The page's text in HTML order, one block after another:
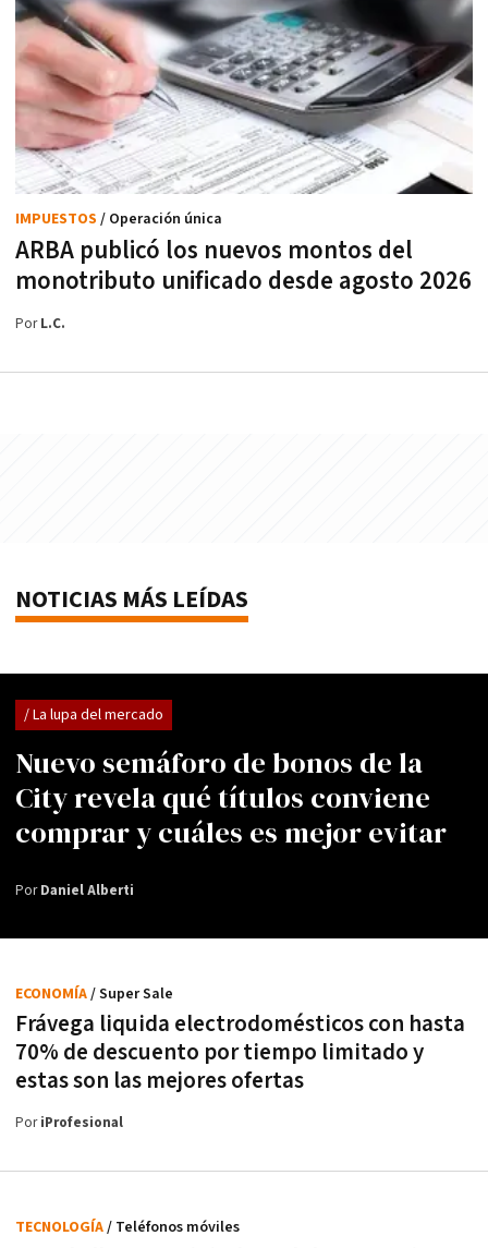
ARBA publicó los nuevos montos del
monotributo unificado desde agosto 2026
IMPUESTOS / Operación única
PorL.C.
NOTICIAS MÁS LEÍDAS
Nuevo semáforo de bonos de la
City revela qué títulos conviene
comprar y cuáles es mejor evitar
/ La lupa del mercado
PorDaniel Alberti
Frávega liquida electrodomésticos con hasta
70% de descuento por tiempo limitado y
estas son las mejores ofertas
ECONOMÍA/ Super Sale
PoriProfesional
TECNOLOGÍA/ Teléfonos móviles